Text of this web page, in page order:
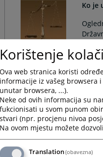
Ko je
Ko je
Kao
Korištenje
Ova web stranica koristi
informacije iz vašeg browsera
unutar browsera, ...).
Neke od ovih informacija su
fukcionisati u svom punom
stvari (npr. procjenu nivoa
Na ovom mjestu možete
Translation(obavezna)